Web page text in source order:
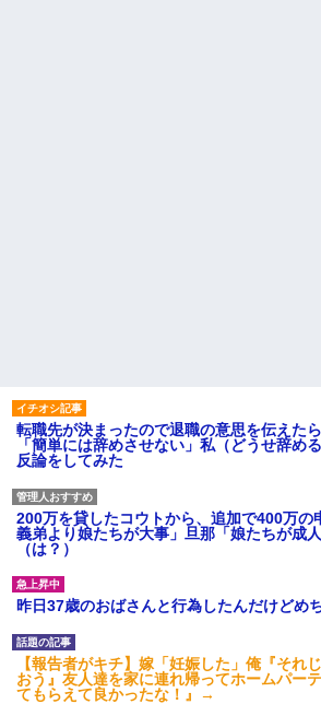
転職先が決まったので退職の意思を伝えた
「簡単には辞めさせない」私（どうせ辞
反論をしてみた
200万を貸したコウトから、追加で400万の
義弟より娘たちが大事」旦那「娘たちが成
（は？）
昨日37歳のおばさんと行為したんだけどめ
【報告者がキチ】嫁「妊娠した」俺『それ
おう』友人達を家に連れ帰ってホームパー
てもらえて良かったな！』→